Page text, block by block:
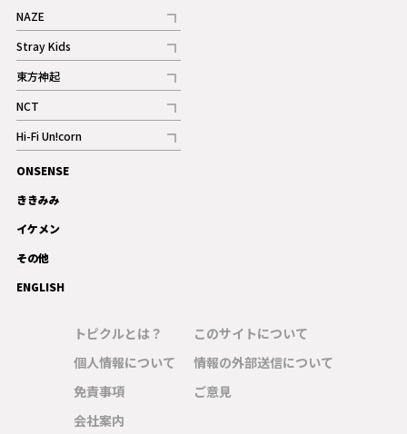
NAZE
記事
Stray Kids
記事
東方神起
記事
NCT
記事
Hi-Fi Un!corn
記事
ギャラリー
ONSENSE
ききみみ
イケメン
その他
ENGLISH
トピクルとは？
個人情報について
免責事項
会社案内
このサイトについて
情報の外部送信について
ご意見